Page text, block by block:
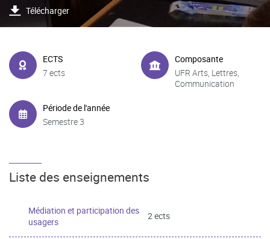
Télécharger
ECTS
7 ects
Composante
UFR Arts, Lettres,
Communication
Période de l'année
Semestre 3
Liste des enseignements
Médiation et participation des
usagers
2 ects